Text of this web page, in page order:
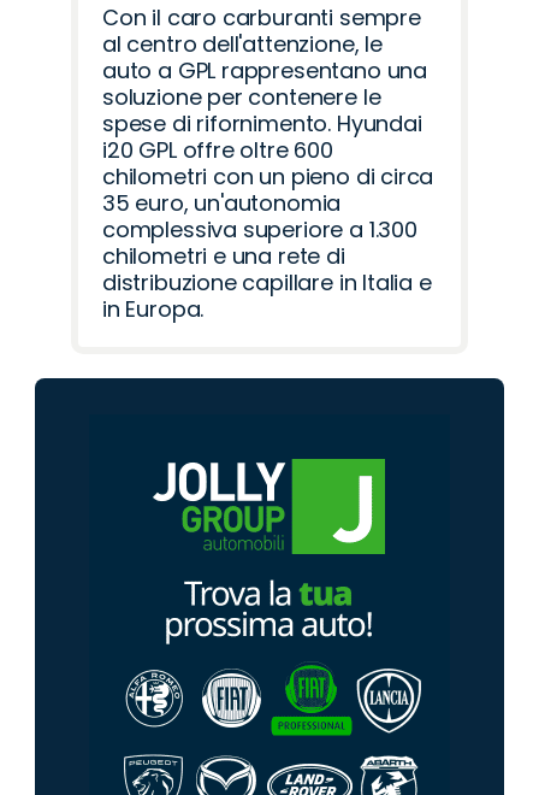
Con il caro carburanti sempre
al centro dell'attenzione, le
auto a GPL rappresentano una
soluzione per contenere le
spese di rifornimento. Hyundai
i20 GPL offre oltre 600
chilometri con un pieno di circa
35 euro, un'autonomia
complessiva superiore a 1.300
chilometri e una rete di
distribuzione capillare in Italia e
in Europa.